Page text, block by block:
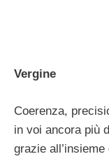
Vergine
Coerenza,
in voi ancora più
grazie